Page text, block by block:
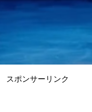
スポンサーリンク